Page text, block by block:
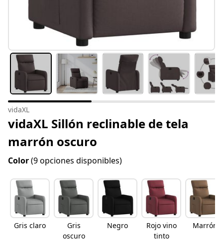
vidaXL
vidaXL Sillón reclinable de tela
marrón oscuro
Color(9 opciones disponibles)
Gris claro
Gris
oscuro
Negro
Rojo vino
tinto
Marrón